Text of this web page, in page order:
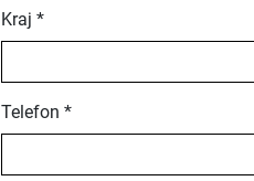
Kraj *
Telefon *